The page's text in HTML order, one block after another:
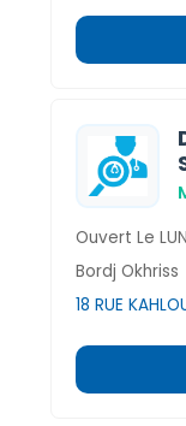
Ouvert Le
Bordj Okhriss
18 RUE